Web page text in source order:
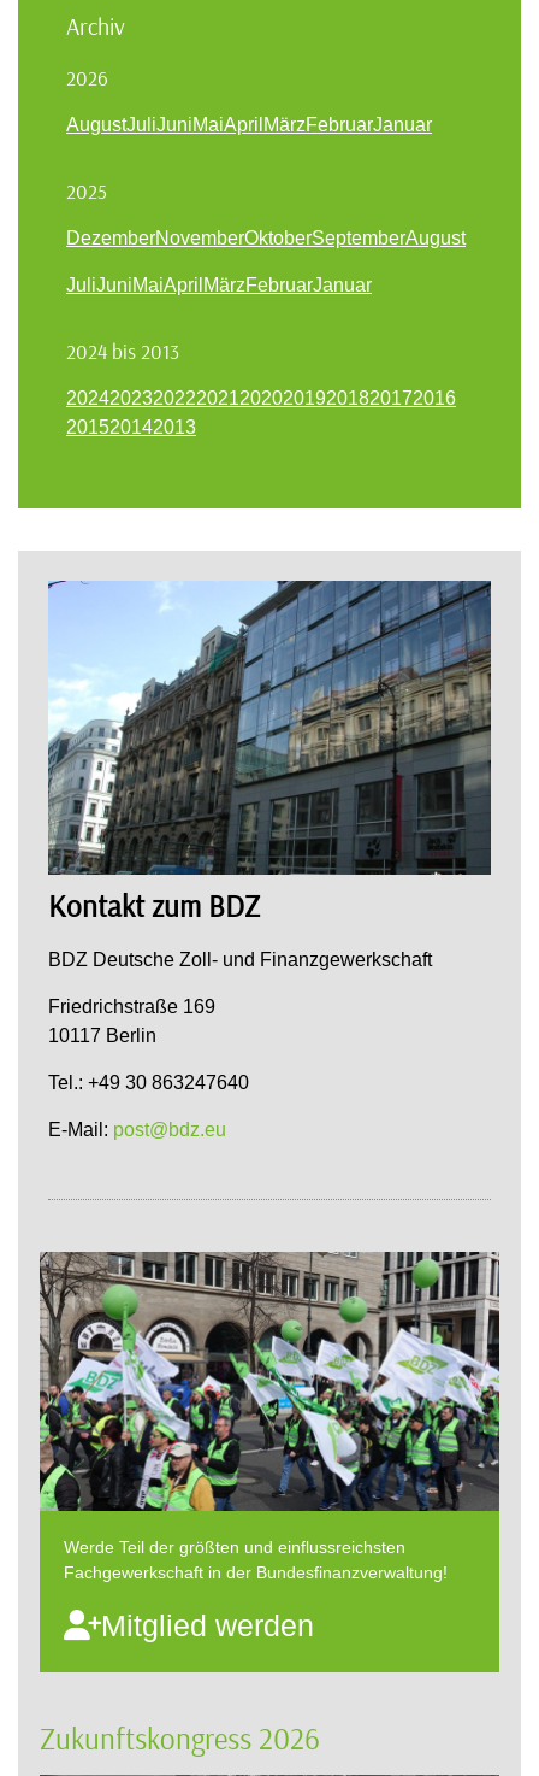
Archiv
2026
AugustJuliJuniMaiApril MärzFebruarJanuar
2025
DezemberNovemberOktoberSeptemberAugust
JuliJuniMaiApril MärzFebruarJanuar
2024 bis 2013
202420232022202120202019201820172016
201520142013
Kontakt zum BDZ
BDZ Deutsche Zoll- und Finanzgewerkschaft
Friedrichstraße 169
10117 Berlin
Tel.: +49 30 863247640
E-Mail: post@bdz.eu
Werde Teil der größten und einflussreichsten
Fachgewerkschaft in der Bundesfinanzverwaltung!
Mitglied werden
Zukunftskongress 2026